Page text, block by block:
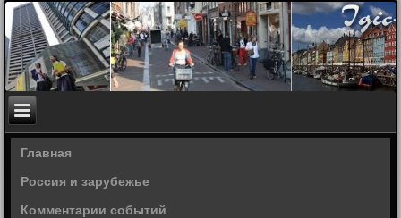
Главная
Россия и зарубежье
Комментарии событий